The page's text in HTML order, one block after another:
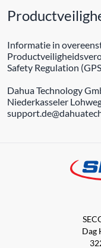
Informatie in
Safety Regulation
Dahua Technology
Niederkasseler
Dag